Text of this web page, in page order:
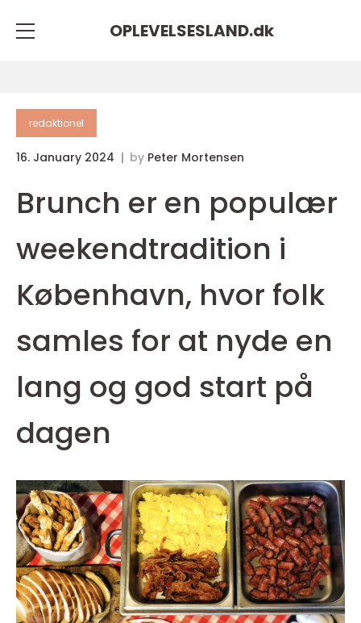
OPLEVELSESLAND.dk
redaktionel
16. January 2024 by Peter Mortensen
Brunch er en populær
weekendtradition i
København, hvor folk
samles for at nyde en
lang og god start på
dagen